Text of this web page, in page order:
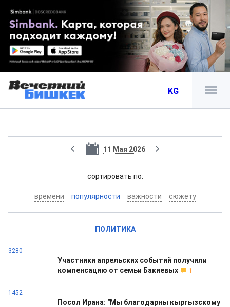
KG
11 Мая 2026
cортировать по:
времени популярности важности сюжету
ПОЛИТИКА
3280
Участники апрельских событий получили
компенсацию от семьи Бакиевых
1
1452
Посол Ирана: "Мы благодарны кыргызскому